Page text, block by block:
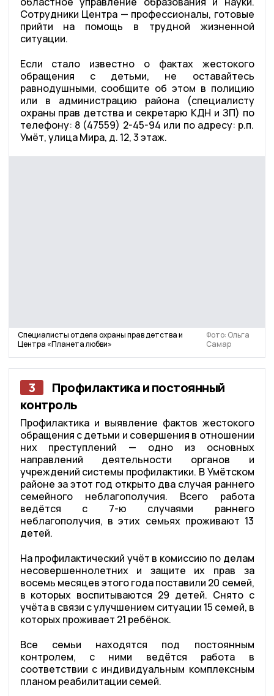
Сотрудники Центра — профессионалы, готовые
прийти на помощь в трудной жизненной
ситуации.
Если стало известно о фактах жестокого
обращения с детьми, не оставайтесь
равнодушными, сообщите об этом в полицию
или в администрацию района (специалисту
охраны прав детства и секретарю КДН и ЗП) по
телефону: 8 (47559) 2-45-94 или по адресу: р.п.
Умёт, улица Мира, д. 12, 3 этаж.
Специалисты отдела охраны прав детства и
Центра «Планета любви»
Фото: Ольга
Самар
3
Профилактика и постоянный
контроль
Профилактика и выявление фактов жестокого
обращения с детьми и совершения в отношении
них преступлений — одно из основных
направлений деятельности органов и
учреждений системы профилактики. В Умётском
районе за этот год открыто два случая раннего
семейного неблагополучия. Всего работа
ведётся с 7-ю случаями раннего
неблагополучия, в этих семьях проживают 13
детей.
На профилактический учёт в комиссию по делам
несовершеннолетних и защите их прав за
восемь месяцев этого года поставили 20 семей,
в которых воспитываются 29 детей. Снято с
учёта в связи с улучшением ситуации 15 семей, в
которых проживает 21 ребёнок.
Все семьи находятся под постоянным
контролем, с ними ведётся работа в
соответствии с индивидуальным комплексным
планом реабилитации семей.